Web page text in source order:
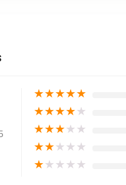
★★★★★
★★★★★
★★★★★
★★★★★
★★★★★